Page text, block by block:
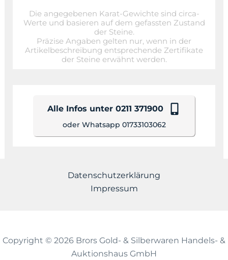
Die angegebenen Karat-Gewichte sind circa-
Werte und basieren auf dem gefassten Zustand
der Steine.
Präzise Angaben gelten nur, wenn in der
Artikelbeschreibung entsprechende Zertifikate
der Steine erwähnt werden.
Alle Infos unter 0211 371900
oder Whatsapp 01733103062
Datenschutzerklärung
Impressum
Copyright © 2026 Brors Gold- & Silberwaren Handels- &
Auktionshaus GmbH